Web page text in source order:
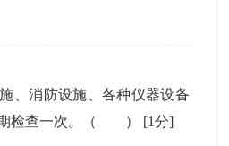
、消防设施、各种仪器设备
期检查一次。（ ） [1分]